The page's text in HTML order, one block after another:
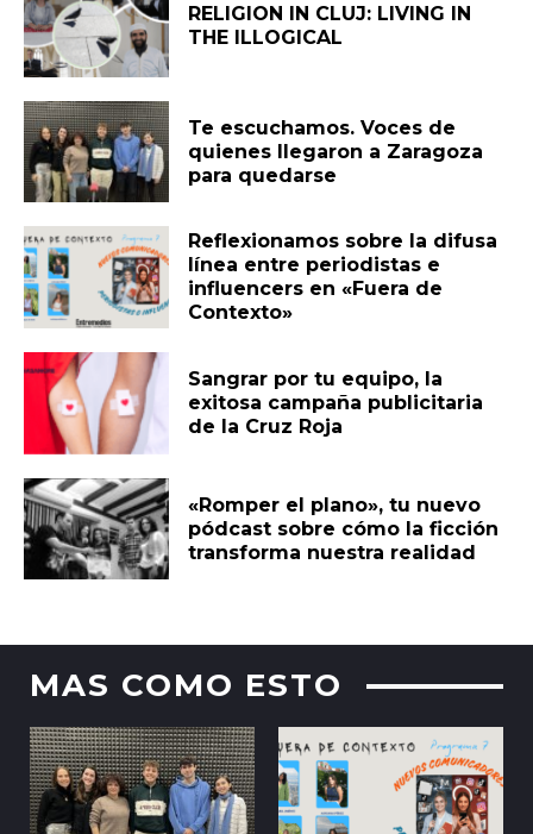
RELIGION IN CLUJ: LIVING IN
THE ILLOGICAL
Te escuchamos. Voces de
quienes llegaron a Zaragoza
para quedarse
Reflexionamos sobre la difusa
línea entre periodistas e
influencers en «Fuera de
Contexto»
Sangrar por tu equipo, la
exitosa campaña publicitaria
de la Cruz Roja
«Romper el plano», tu nuevo
pódcast sobre cómo la ficción
transforma nuestra realidad
MAS COMO ESTO